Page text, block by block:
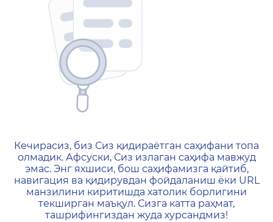
404 — Страница не
Кечирасиз, биз Сиз қидираётган саҳифани топа
олмадик. Афсуски, Сиз излаган саҳифа мавжуд
эмас. Энг яхшиси, бош саҳифамизга қайтиб,
навигация ва қидирувдан фойдаланиш ёки URL
манзилини киритишда хатолик борлигини
текширган маъқул. Сизга катта раҳмат,
ташрифингиздан жуда хурсандмиз!